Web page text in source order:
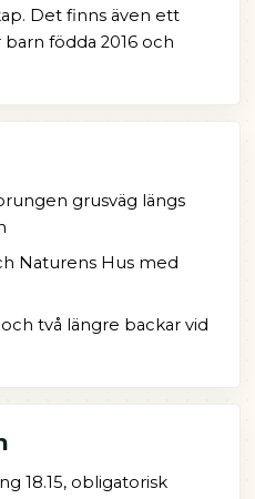
Det finns även ett
födda 2016 och
grusväg längs
Naturens Hus med
två längre backar vid
18.15, obligatorisk